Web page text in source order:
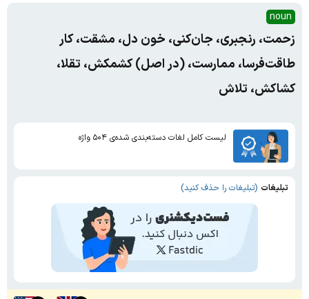
noun
زحمت، رنجبری، جان‌کنی، خون دل، مشقت، کار
طاقت‌فرسا، ممارست، (در اصل) کشمکش، تقلا،
کشاکش، تلاش
لیست کامل لغات دسته‌بندی شده‌ی ۵۰۴ واژه
تبلیغات (تبلیغات را حذف کنید)